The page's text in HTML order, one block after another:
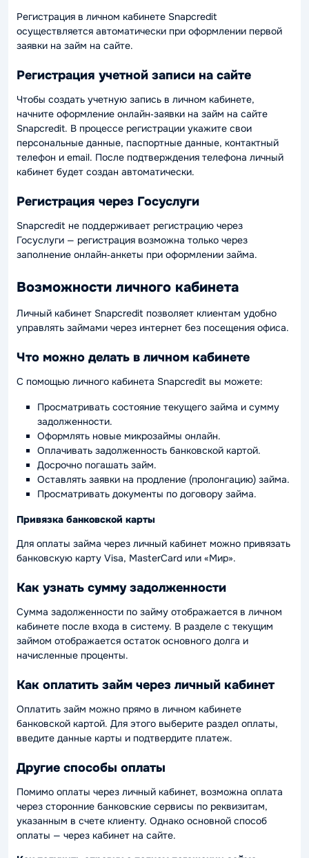
Регистрация в личном кабинете Snapcredit
осуществляется автоматически при оформлении первой
заявки на займ на сайте.
Регистрация учетной записи на сайте
Чтобы создать учетную запись в личном кабинете,
начните оформление онлайн‑заявки на займ на сайте
Snapcredit. В процессе регистрации укажите свои
персональные данные, паспортные данные, контактный
телефон и email. После подтверждения телефона личный
кабинет будет создан автоматически.
Регистрация через Госуслуги
Snapcredit не поддерживает регистрацию через
Госуслуги — регистрация возможна только через
заполнение онлайн‑анкеты при оформлении займа.
Возможности личного кабинета
Личный кабинет Snapcredit позволяет клиентам удобно
управлять займами через интернет без посещения офиса.
Что можно делать в личном кабинете
С помощью личного кабинета Snapcredit вы можете:
Просматривать состояние текущего займа и сумму
задолженности.
Оформлять новые микрозаймы онлайн.
Оплачивать задолженность банковской картой.
Досрочно погашать займ.
Оставлять заявки на продление (пролонгацию) займа.
Просматривать документы по договору займа.
Привязка банковской карты
Для оплаты займа через личный кабинет можно привязать
банковскую карту Visa, MasterCard или «Мир».
Как узнать сумму задолженности
Сумма задолженности по займу отображается в личном
кабинете после входа в систему. В разделе с текущим
займом отображается остаток основного долга и
начисленные проценты.
Как оплатить займ через личный кабинет
Оплатить займ можно прямо в личном кабинете
банковской картой. Для этого выберите раздел оплаты,
введите данные карты и подтвердите платеж.
Другие способы оплаты
Помимо оплаты через личный кабинет, возможна оплата
через сторонние банковские сервисы по реквизитам,
указанным в счете клиенту. Однако основной способ
оплаты — через кабинет на сайте.